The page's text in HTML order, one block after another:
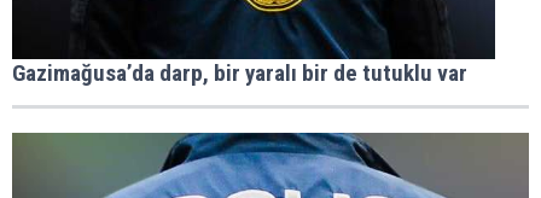
Gazimağusa’da darp, bir yaralı bir de tutuklu var